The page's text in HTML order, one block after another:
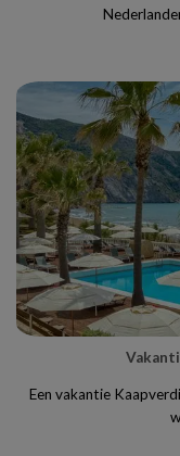
Een vakantie